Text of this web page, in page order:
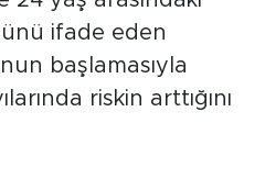
ifade eden
başlamasıyla
riskin arttığını